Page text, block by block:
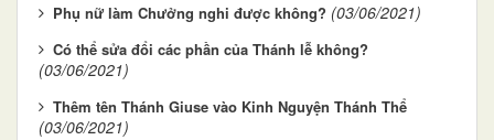
Phụ nữ làm Chưởng nghi được không? (03/06/2021)
Có thể sửa đổi các phần của Thánh lễ không?
(03/06/2021)
Thêm tên Thánh Giuse vào Kinh Nguyện Thánh Thể
(03/06/2021)